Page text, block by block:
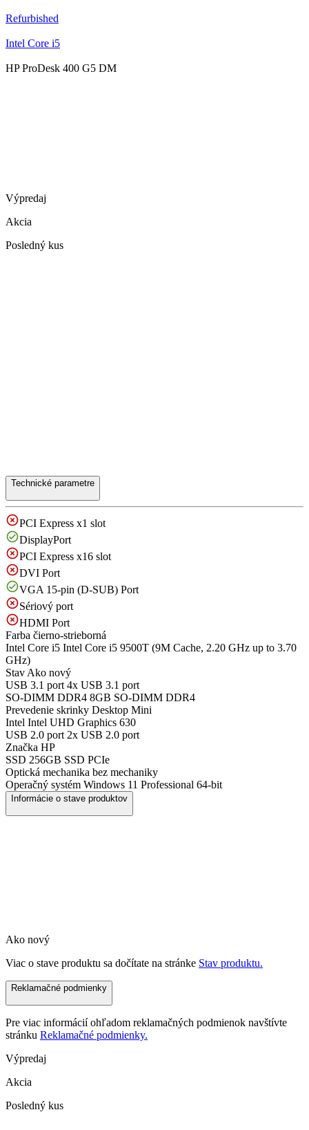
Refurbished
Intel Core i5
HP ProDesk 400 G5 DM
Výpredaj
Akcia
Posledný kus
Technické parametre
PCI Express x1 slot
DisplayPort
PCI Express x16 slot
DVI Port
VGA 15-pin (D-SUB) Port
Sériový port
HDMI Port
Farba čierno-strieborná
Intel Core i5 Intel Core i5 9500T (9M Cache, 2.20 GHz up to 3.70
GHz)
Stav Ako nový
USB 3.1 port 4x USB 3.1 port
SO-DIMM DDR4 8GB SO-DIMM DDR4
Prevedenie skrinky Desktop Mini
Intel Intel UHD Graphics 630
USB 2.0 port 2x USB 2.0 port
Značka HP
SSD 256GB SSD PCIe
Optická mechanika bez mechaniky
Operačný systém Windows 11 Professional 64-bit
Informácie o stave produktov
Ako nový
Viac o stave produktu sa dočítate na stránke Stav produktu.
Reklamačné podmienky
Pre viac informácií ohľadom reklamačných podmienok navštívte
stránku Reklamačné podmienky.
Výpredaj
Akcia
Posledný kus